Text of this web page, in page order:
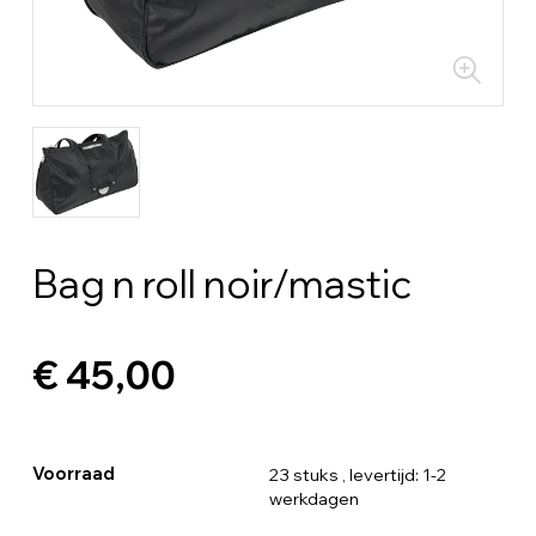
Bag n roll noir/mastic
€ 45,00
Voorraad 23 stuks , levertijd: 1-2
werkdagen